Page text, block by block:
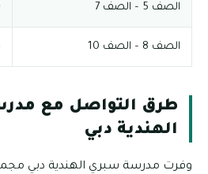
الصف 5 – الصف 7
الصف 8 – الصف 10
طرق التواصل مع
الهندية دبي
وفرت مدرسة سبري الهندية دبي